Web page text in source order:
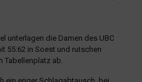
unterlagen die Damen des UBC
55:62 in Soest und rutschen
Tabellenplatz ab.